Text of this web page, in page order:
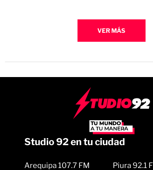
VER MÁS
Studio 92 en tu ciudad
Arequipa 107.7 FM Piura 92.1